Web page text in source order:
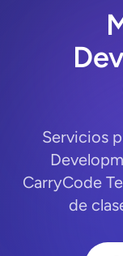
Servicios
CarryCode
de